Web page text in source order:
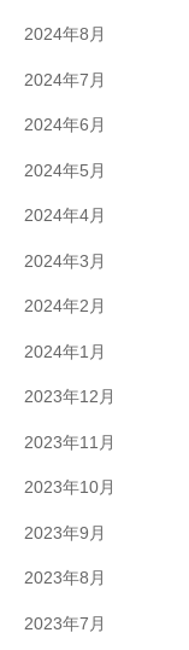
2024年8月
2024年7月
2024年6月
2024年5月
2024年4月
2024年3月
2024年2月
2024年1月
2023年12月
2023年11月
2023年10月
2023年9月
2023年8月
2023年7月